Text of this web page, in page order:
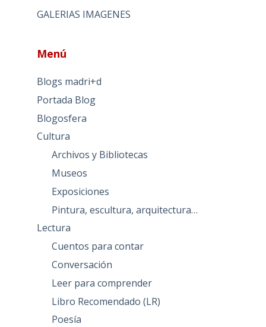
GALERIAS IMAGENES
Menú
Blogs madri+d
Portada Blog
Blogosfera
Cultura
Archivos y Bibliotecas
Museos
Exposiciones
Pintura, escultura, arquitectura…
Lectura
Cuentos para contar
Conversación
Leer para comprender
Libro Recomendado (LR)
Poesía